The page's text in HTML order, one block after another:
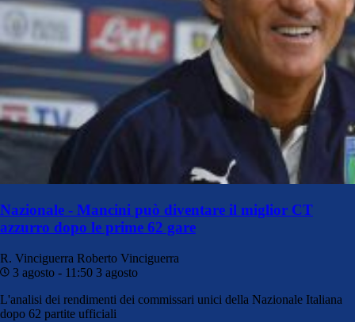
Nazionale - Mancini può diventare il miglior CT
azzurro dopo le prime 62 gare
R. Vinciguerra Roberto Vinciguerra
3 agosto - 11:50 3 agosto
L'analisi dei rendimenti dei commissari unici della Nazionale Italiana
dopo 62 partite ufficiali